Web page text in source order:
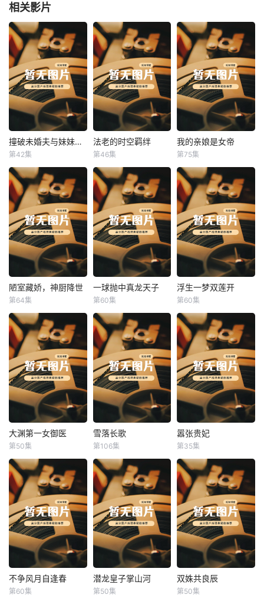
相关影片
撞破未婚夫与妹妹打野战 撞破未婚夫与妹妹打野战
第42集
法老的时空羁绊
法老的时空羁绊
第46集
我的亲娘是女帝
我的亲娘是女帝
第75集
陋室藏娇，神厨降世
陋室藏娇，神厨降世
第64集
一球抛中真龙天子
一球抛中真龙天子
第60集
浮生一梦双莲开
浮生一梦双莲开
第60集
大渊第一女御医
大渊第一女御医
第50集
雪落长歌
雪落长歌
第106集
嚣张贵妃
嚣张贵妃
第35集
不争风月自逢春
不争风月自逢春
第60集
潜龙皇子掌山河
潜龙皇子掌山河
第50集
双姝共良辰
双姝共良辰
第50集